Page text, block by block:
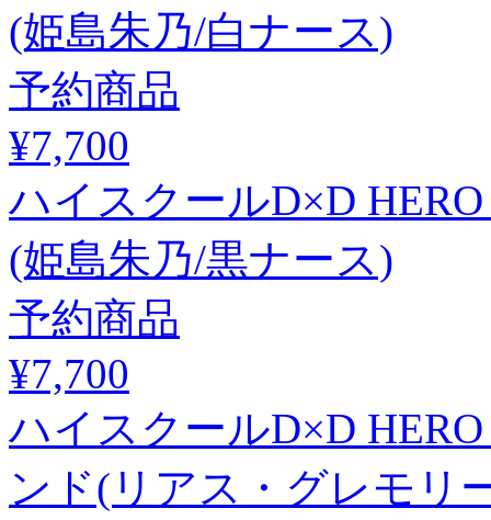
(姫島朱乃/白ナース)
予約商品
¥7,700
ハイスクールD×D
(姫島朱乃/黒ナース)
予約商品
¥7,700
ハイスクールD×D
ンド(リアス・グレモリ